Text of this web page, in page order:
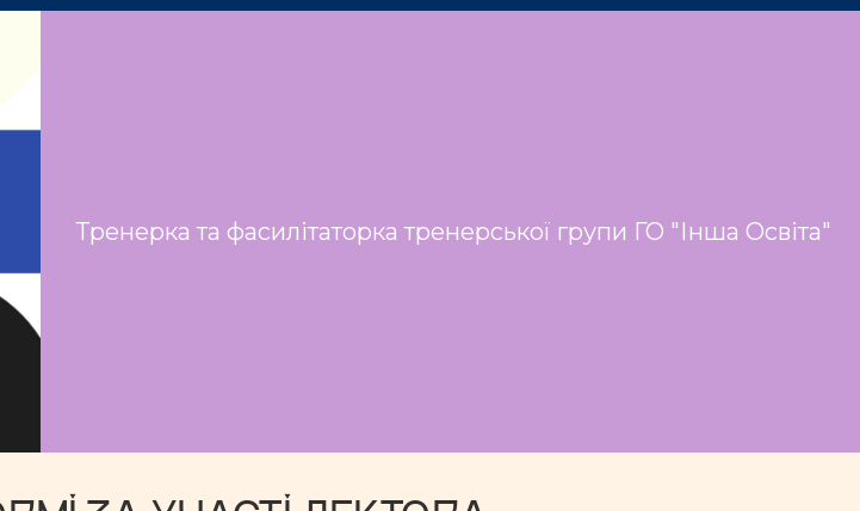
Тренерка та фасилітаторка тренерської групи ГО "Інша Освіта"